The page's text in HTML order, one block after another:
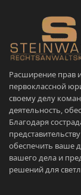
Расширение прав
первоклассной
своему делу
деятельность,
Благодаря
обеспечить ваше
вашего дела и
решений для